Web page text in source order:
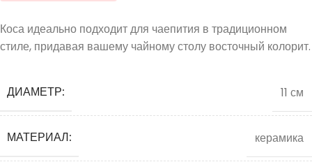
Коса идеально подходит для чаепития в традиционном
стиле, придавая вашему чайному столу восточный колорит.
ДИАМЕТР: 11 см
МАТЕРИАЛ: керамика